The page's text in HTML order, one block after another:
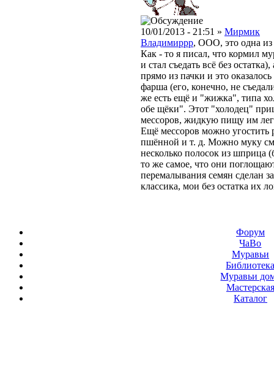
10/01/2013 - 21:51 » Мирмик
Владимиррр, ООО, это одна
Как - то я писал, что кормил
и стал съедать всё без
прямо из пачки и это
фарша (его, конечно, не
же есть ещё и "жижка", типа
обе щёки". Этот "холодец"
мессоров, жидкую пищу им
Ещё мессоров можно угостить
пшённой и т. д. Можно муку
несколько полосок из шприца
то же самое, что они
перемалывания семян сделан
классика, мои без остатка их
Форум
ЧаВо
Муравьи
Муравьи
Мастерская
Каталог